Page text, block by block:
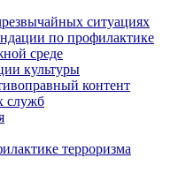
ситуациях
по профилактике
среде
культуры
контент
служб
терроризма